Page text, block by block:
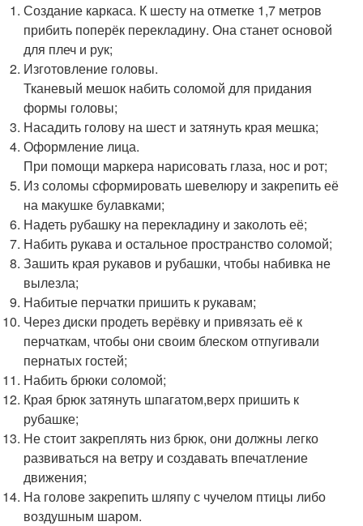
Создание каркаса. К шесту на отметке 1,7 метров
прибить поперёк перекладину. Она станет основой
для плеч и рук;
Изготовление головы.
Тканевый мешок набить соломой для придания
формы головы;
Насадить голову на шест и затянуть края мешка;
Оформление лица.
При помощи маркера нарисовать глаза, нос и рот;
Из соломы сформировать шевелюру и закрепить её
на макушке булавками;
Надеть рубашку на перекладину и заколоть её;
Набить рукава и остальное пространство соломой;
Зашить края рукавов и рубашки, чтобы набивка не
вылезла;
Набитые перчатки пришить к рукавам;
Через диски продеть верёвку и привязать её к
перчаткам, чтобы они своим блеском отпугивали
пернатых гостей;
Набить брюки соломой;
Края брюк затянуть шпагатом,верх пришить к
рубашке;
Не стоит закреплять низ брюк, они должны легко
развиваться на ветру и создавать впечатление
движения;
На голове закрепить шляпу с чучелом птицы либо
воздушным шаром.